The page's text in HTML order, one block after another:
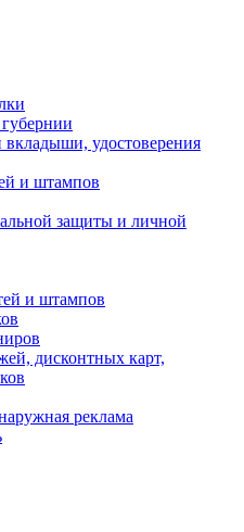
удостоверения
и штампов
защиты и личной
и штампов
дисконтных карт,
реклама